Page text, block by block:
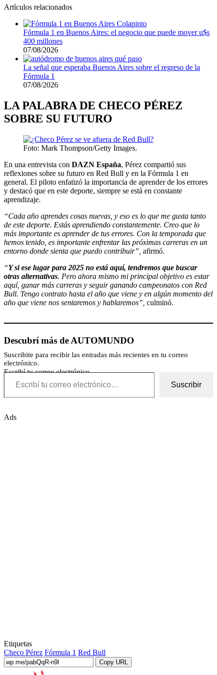
Artículos relacionados
Fórmula 1 en Buenos Aires: el negocio que puede mover u$s
400 millones
07/08/2026
La señal que esperaba Buenos Aires sobre el regreso de la
Fórmula 1
07/08/2026
LA PALABRA DE CHECO PÉREZ
SOBRE SU FUTURO
Foto: Mark Thompson/Getty Images.
En una entrevista con DAZN España, Pérez compartió sus
reflexiones sobre su futuro en Red Bull y en la Fórmula 1 en
general. El piloto enfatizó la importancia de aprender de los errores
y destacó que en este deporte, siempre se está en constante
aprendizaje.
“Cada año aprendes cosas nuevas, y eso es lo que me gusta tanto
de este deporte. Estás aprendiendo constantemente. Creo que lo
más importante es aprender de tus errores. Con la temporada que
hemos tenido, es importante enfrentar las próximas carreras en un
entorno donde sienta que puedo contribuir”, afirmó.
“Y si ese lugar para 2025 no está aquí, tendremos que buscar
otras alternativas. Pero ahora mismo mi principal objetivo es estar
aquí, ganar más carreras y seguir ganando campeonatos con Red
Bull. Tengo contrato hasta el año que viene y en algún momento del
año que viene nos sentaremos y hablaremos”, culminó.
Descubrí más de AUTOMUNDO
Suscribite para recibir las entradas más recientes en tu correo
electrónico.
Escribí tu correo electrónico…
Suscribir
Ads
Etiquetas
Checo Pérez Fórmula 1 Red Bull
Copy URL